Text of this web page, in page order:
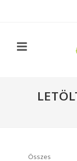
Összes